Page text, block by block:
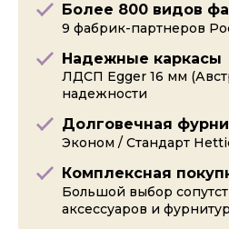
Более 800 видов
9 фабрик-партнеров
Надежные каркасы
ЛДСП Egger 16 мм
надежности
Долговечная
Эконом / Стандарт
Комплексная
Большой выбор
аксессуаров и